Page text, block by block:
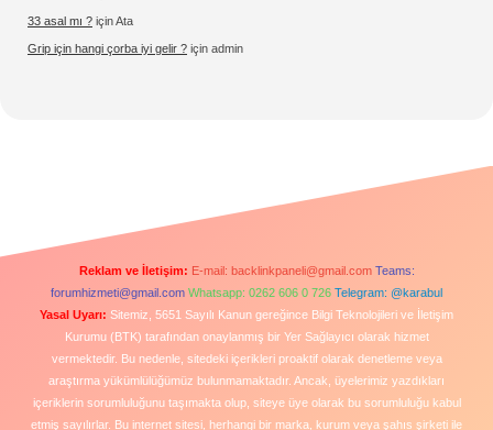
33 asal mı ? içinAta
Grip için hangi çorba iyi gelir ? için admin
Reklam ve İletişim: E-mail: backlinkpaneli@gmail.com Teams:
forumhizmeti@gmail.com Whatsapp: 0262 606 0 726 Telegram: @karabul
Yasal Uyarı: Sitemiz, 5651 Sayılı Kanun gereğince Bilgi Teknolojileri ve İletişim
Kurumu (BTK) tarafından onaylanmış bir Yer Sağlayıcı olarak hizmet
vermektedir. Bu nedenle, sitedeki içerikleri proaktif olarak denetleme veya
araştırma yükümlülüğümüz bulunmamaktadır. Ancak, üyelerimiz yazdıkları
içeriklerin sorumluluğunu taşımakta olup, siteye üye olarak bu sorumluluğu kabul
etmiş sayılırlar. Bu internet sitesi, herhangi bir marka, kurum veya şahıs şirketi ile